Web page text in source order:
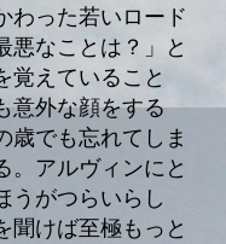
わった若いロード
悪なことは？」と
覚えていること
意外な顔をする
歳でも忘れてしま
。アルヴィンにと
うがつらいらし
聞けば至極もっと